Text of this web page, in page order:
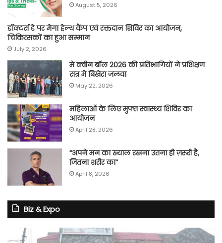
August 5, 2026
डॉक्टर्स डे पर मेगा हेल्थ कैंप एवं रक्तदान शिविर का आयोजन,
चिकित्सकों का हुआ सम्मान
July 2, 2026
मे क्वीन बॉल 2026 की प्रतिभागियों ने प्रशिक्षण
सत्र में बिखेरा जलवा
May 22, 2026
महिलाओं के लिए मुफ्त स्वास्थ्य शिविर का
आयोजन
April 28, 2026
“अपने मन का ख्याल रखना उतना ही ज़रूरी है,
जितना शरीर का”
April 8, 2026
Biz & Expo